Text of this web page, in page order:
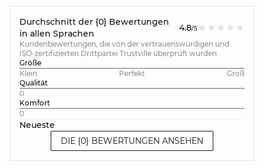
Durchschnitt der {0} Bewertungen
in allen Sprachen
4.8/5
Kundenbewertungen, die von der vertrauenswürdigen und
ISO-zertifizierten Drittpartei Trustville überprüft wurden
Größe
Klein
Perfekt
Groß
Qualität
0
Komfort
0
Neueste
DIE {0} BEWERTUNGEN ANSEHEN